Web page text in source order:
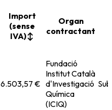
Import
(sense
IVA)↕
Organ
contractant
6.503,57 €
Fundació
Institut Català
d'Investigació
Química
(ICIQ)